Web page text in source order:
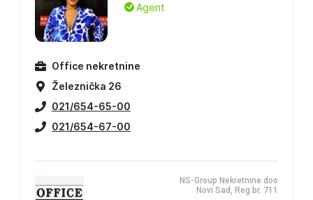
L Agent
Office nekretnine
Železnička 26
021/654-65-00
021/654-67-00
NS-Group Nekretnine doo
Novi Sad, Reg.br. 711